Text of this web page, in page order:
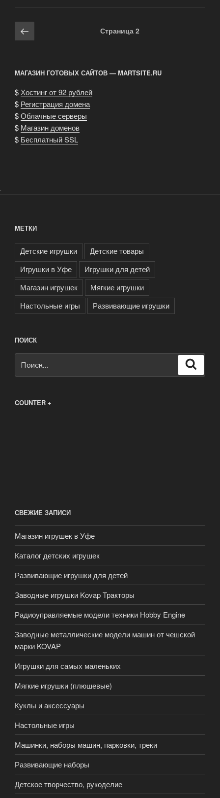
Навигация
по
Предыдущая
страница
Страница 2
МАГАЗИН ГОТОВЫХ САЙТОВ — MARTSITE.RU
$ Хостинг от 92 рублей
$ Регистрация домена
$Облачные серверы
$ Магазин доменов
$ Бесплатный SSL
.
МЕТКИ
Детские игрушки
Детские товары
Игрушки в Уфе
Игрушки для детей
Магазин игрушек
Мягкие игрушки
Настольные игры
Развивающие игрушки
ПОИСК
COUNTER +
СВЕЖИЕ ЗАПИСИ
Магазин игрушек в Уфе
Каталог детских игрушек
Развивающие игрушки для детей
Заводные игрушки Kovap Тракторы
Радиоуправляемые модели техники Hobby Engine
Заводные металлические модели машин от чешской
марки KOVAP
Игрушки для самых маленьких
Мягкие игрушки (плюшевые)
Куклы и аксессуары
Настольные игры
Машинки, наборы машин, парковки, треки
Развивающие наборы
Детское творчество, рукоделие